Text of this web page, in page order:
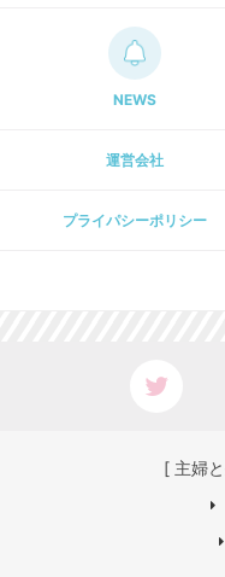
NEWS
運営会社
プライパシーポリシー
[ 主婦